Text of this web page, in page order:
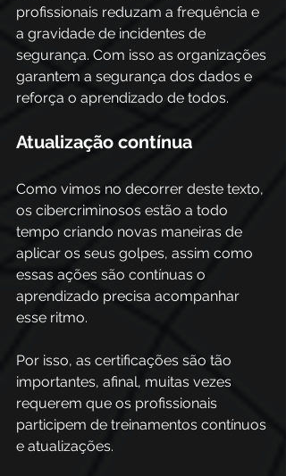
profissionais reduzam a frequência e
a gravidade de incidentes de
segurança. Com isso as organizações
garantem a segurança dos dados e
reforça o aprendizado de todos.
Atualização contínua
Como vimos no decorrer deste texto,
os cibercriminosos estão a todo
tempo criando novas maneiras de
aplicar os seus golpes, assim como
essas ações são contínuas o
aprendizado precisa acompanhar
esse ritmo.
Por isso, as certificações são tão
importantes, afinal, muitas vezes
requerem que os profissionais
participem de treinamentos contínuos
e atualizações.